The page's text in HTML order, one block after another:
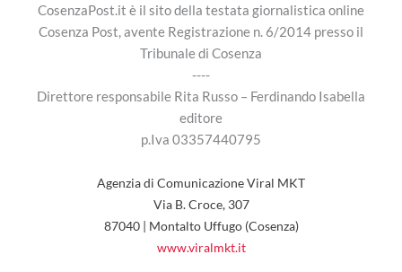
CosenzaPost.it è il sito della testata giornalistica online
Cosenza Post, avente Registrazione n. 6/2014 presso il
Tribunale di Cosenza
----
Direttore responsabile Rita Russo – Ferdinando Isabella
editore
p.Iva 03357440795
Agenzia di Comunicazione Viral MKT
Via B. Croce, 307
87040 | Montalto Uffugo (Cosenza)
www.viralmkt.it